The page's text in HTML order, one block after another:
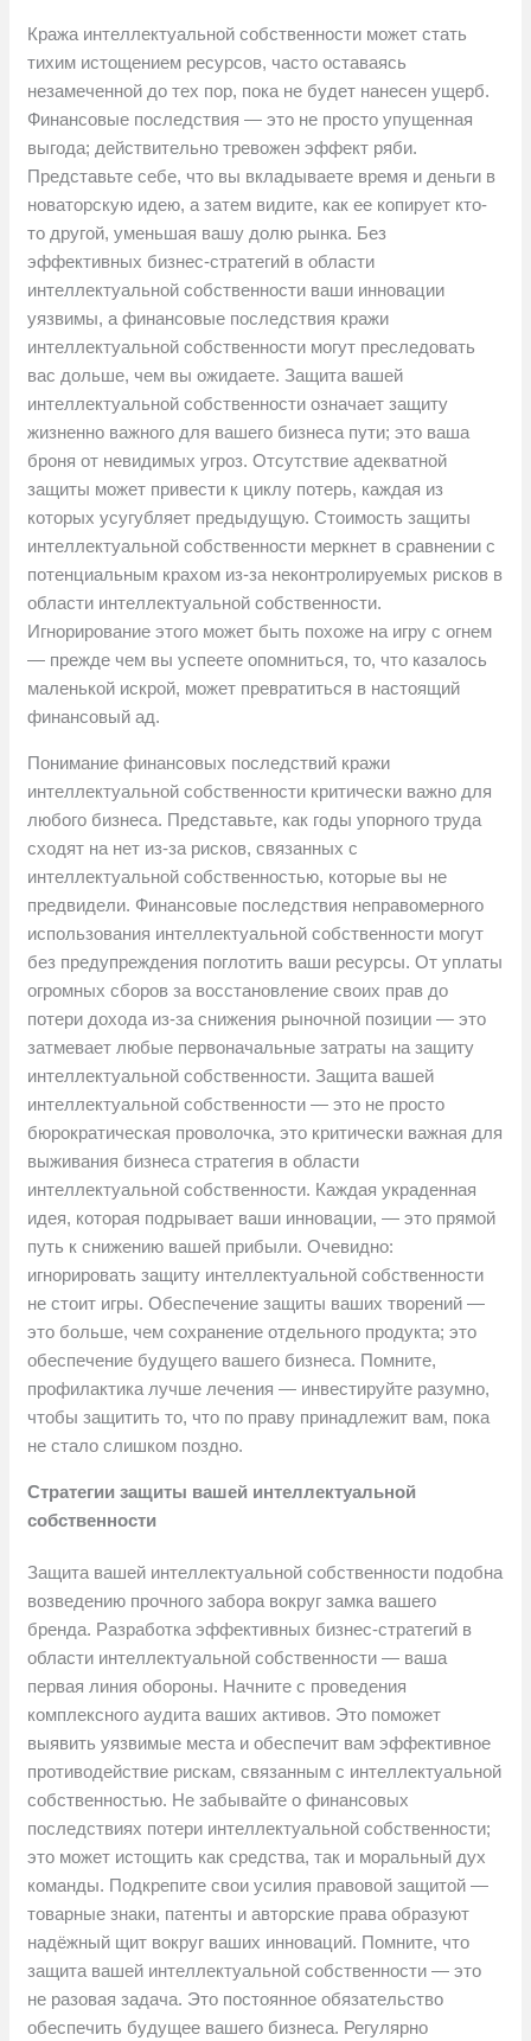
Кража интеллектуальной собственности может стать
тихим истощением ресурсов, часто оставаясь
незамеченной до тех пор, пока не будет нанесен ущерб.
Финансовые последствия — это не просто упущенная
выгода; действительно тревожен эффект ряби.
Представьте себе, что вы вкладываете время и деньги в
новаторскую идею, а затем видите, как ее копирует кто-
то другой, уменьшая вашу долю рынка. Без
эффективных бизнес-стратегий в области
интеллектуальной собственности ваши инновации
уязвимы, а финансовые последствия кражи
интеллектуальной собственности могут преследовать
вас дольше, чем вы ожидаете. Защита вашей
интеллектуальной собственности означает защиту
жизненно важного для вашего бизнеса пути; это ваша
броня от невидимых угроз. Отсутствие адекватной
защиты может привести к циклу потерь, каждая из
которых усугубляет предыдущую. Стоимость защиты
интеллектуальной собственности меркнет в сравнении с
потенциальным крахом из-за неконтролируемых рисков в
области интеллектуальной собственности.
Игнорирование этого может быть похоже на игру с огнем
— прежде чем вы успеете опомниться, то, что казалось
маленькой искрой, может превратиться в настоящий
финансовый ад.
Понимание финансовых последствий кражи
интеллектуальной собственности критически важно для
любого бизнеса. Представьте, как годы упорного труда
сходят на нет из-за рисков, связанных с
интеллектуальной собственностью, которые вы не
предвидели. Финансовые последствия неправомерного
использования интеллектуальной собственности могут
без предупреждения поглотить ваши ресурсы. От уплаты
огромных сборов за восстановление своих прав до
потери дохода из-за снижения рыночной позиции — это
затмевает любые первоначальные затраты на защиту
интеллектуальной собственности. Защита вашей
интеллектуальной собственности — это не просто
бюрократическая проволочка, это критически важная для
выживания бизнеса стратегия в области
интеллектуальной собственности. Каждая украденная
идея, которая подрывает ваши инновации, — это прямой
путь к снижению вашей прибыли. Очевидно:
игнорировать защиту интеллектуальной собственности
не стоит игры. Обеспечение защиты ваших творений —
это больше, чем сохранение отдельного продукта; это
обеспечение будущего вашего бизнеса. Помните,
профилактика лучше лечения — инвестируйте разумно,
чтобы защитить то, что по праву принадлежит вам, пока
не стало слишком поздно.
Стратегии защиты вашей интеллектуальной
собственности
Защита вашей интеллектуальной собственности подобна
возведению прочного забора вокруг замка вашего
бренда. Разработка эффективных бизнес-стратегий в
области интеллектуальной собственности — ваша
первая линия обороны. Начните с проведения
комплексного аудита ваших активов. Это поможет
выявить уязвимые места и обеспечит вам эффективное
противодействие рискам, связанным с интеллектуальной
собственностью. Не забывайте о финансовых
последствиях потери интеллектуальной собственности;
это может истощить как средства, так и моральный дух
команды. Подкрепите свои усилия правовой защитой —
товарные знаки, патенты и авторские права образуют
надёжный щит вокруг ваших инноваций. Помните, что
защита вашей интеллектуальной собственности — это
не разовая задача. Это постоянное обязательство
обеспечить будущее вашего бизнеса. Регулярно